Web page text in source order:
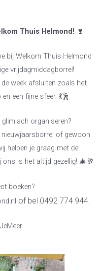
Thuis Helmond! 🍷
bij Welkom Thuis Helmond
vrijdagmiddagborrel!
week afsluiten zoals het
een fijne sfeer. 💃🕺
organiseren?
of gewoon
helpen je graag met de
is het altijd gezellig! 🎄🥂
boeken?
of bel 0492 774 944.